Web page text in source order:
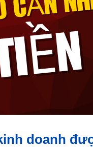
doanh